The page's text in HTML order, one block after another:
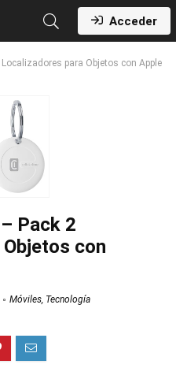
Acceder
para Objetos con Apple
Pack 2
con
Móviles, Tecnología